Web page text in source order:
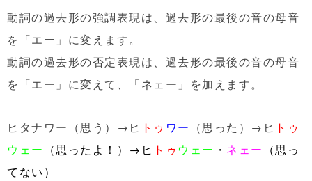
動詞の過去形の強調表現は、過去形の最後の音の母音
を「エー」に変えます。
動詞の過去形の否定表現は、過去形の最後の音の母音
を「エー」に変えて、「ネェー」を加えます。
ヒタナワー（思う）→ヒ トゥ ワー （思った）→ヒ トゥ
ウェー （思ったよ！）→ヒ トゥ ウェー ・ ネェー （思っ
てない）